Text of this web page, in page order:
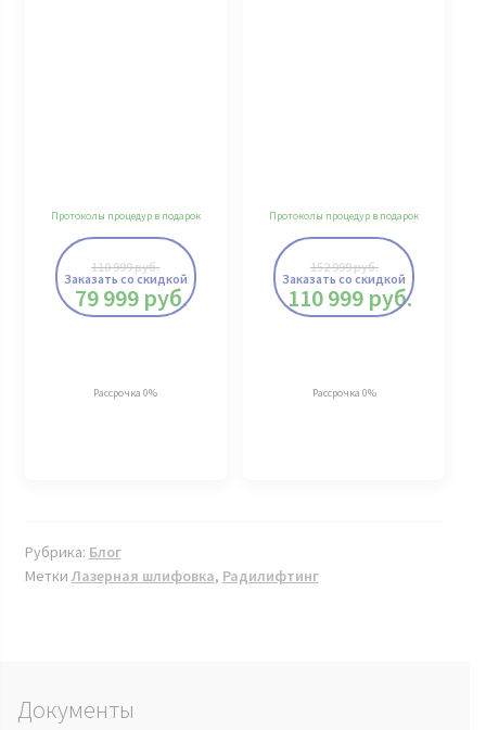
Заказать со скидкой
Протоколы процедур в подарок
110 999руб.
79 999 руб.
Рассрочка 0%
Заказать со скидкой
Протоколы процедур в подарок
152 999руб.
110 999 руб.
Рассрочка 0%
Рубрика: Блог
Метки Лазерная шлифовка, Радилифтинг
Документы